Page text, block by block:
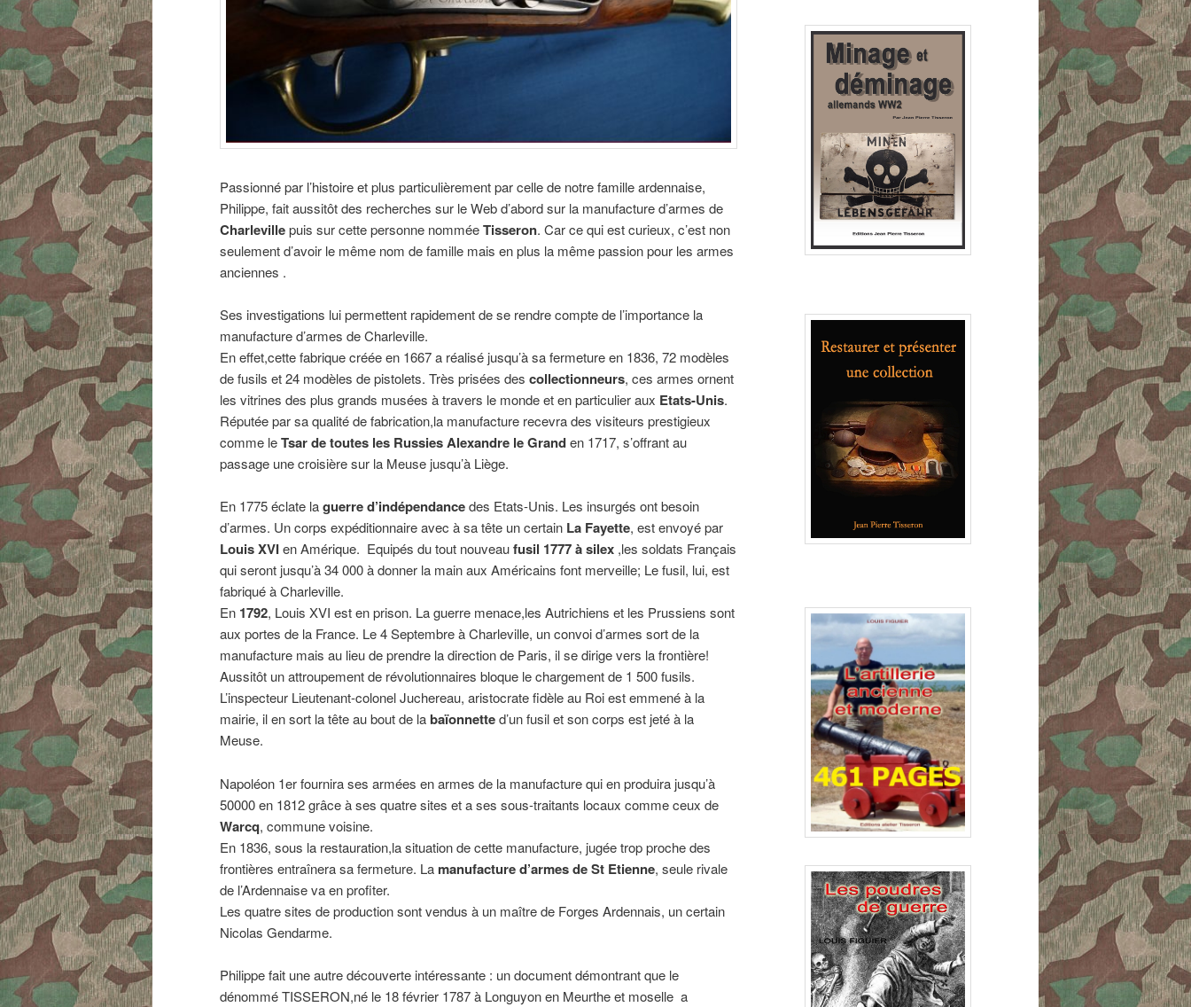
Passionné par l’histoire et plus particulièrement par celle de notre famille ardennaise,
Philippe, fait aussitôt des recherches sur le Web d’abord sur la manufacture d’armes de
Charlevillepuis sur cette personne nomméeTisseron. Car ce qui est curieux, c’est non
seulement d’avoir le même nom de famille mais en plus la même passion pour les armes
anciennes .
Ses investigations lui permettent rapidement de se rendre compte de l’importance la
manufacture d’armes de Charleville.
En effet,cette fabrique créée en 1667 a réalisé jusqu’à sa fermeture en 1836, 72 modèles
de fusils et 24 modèles de pistolets. Très prisées des collectionneurs, ces armes ornent
les vitrines des plus grands musées à travers le monde et en particulier aux Etats-Unis.
Réputée par sa qualité de fabrication,la manufacture recevra des visiteurs prestigieux
comme leTsar de toutes les Russies Alexandre le Granden 1717, s’offrant au
passage une croisière sur la Meuse jusqu’à Liège.
En 1775 éclate laguerre d’indépendancedes Etats-Unis. Les insurgés ont besoin
d’armes. Un corps expéditionnaire avec à sa tête un certain La Fayette, est envoyé par
Louis XVIen Amérique. Equipés du tout nouveaufusil 1777 à silex ,les soldats Français
qui seront jusqu’à 34 000 à donner la main aux Américains font merveille; Le fusil, lui, est
fabriqué à Charleville.
En 1792, Louis XVI est en prison. La guerre menace,les Autrichiens et les Prussiens sont
aux portes de la France. Le 4 Septembre à Charleville, un convoi d’armes sort de la
manufacture mais au lieu de prendre la direction de Paris, il se dirige vers la frontière!
Aussitôt un attroupement de révolutionnaires bloque le chargement de 1 500 fusils.
L’inspecteur Lieutenant-colonel Juchereau, aristocrate fidèle au Roi est emmené à la
mairie, il en sort la tête au bout de labaïonnetted’un fusil et son corps est jeté à la
Meuse.
Napoléon 1er fournira ses armées en armes de la manufacture qui en produira jusqu’à
50000 en 1812 grâce à ses quatre sites et a ses sous-traitants locaux comme ceux de
Warcq, commune voisine.
En 1836, sous la restauration,la situation de cette manufacture, jugée trop proche des
frontières entraînera sa fermeture. La manufacture d’armes de St Etienne, seule rivale
de l’Ardennaise va en profiter.
Les quatre sites de production sont vendus à un maître de Forges Ardennais, un certain
Nicolas Gendarme.
Philippe fait une autre découverte intéressante : un document démontrant que le
dénommé TISSERON,né le 18 février 1787 à Longuyon en Meurthe et moselle a